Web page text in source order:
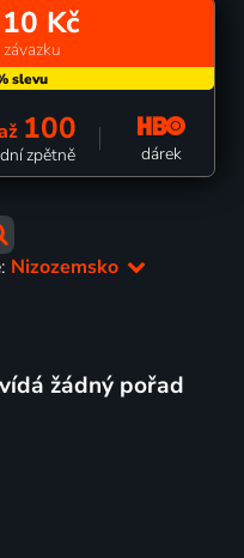
Kč
100
dní zpětně dárek
Nizozemsko
žádný pořad